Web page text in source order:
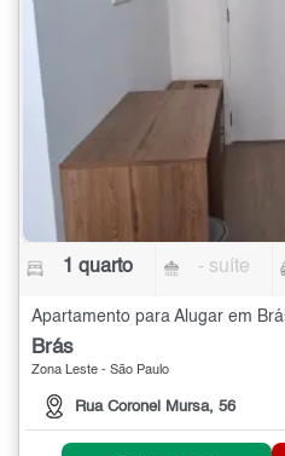
1 quarto - suíte
Apartamento para Alugar em
Brás
Zona Leste - São Paulo
Rua Coronel Mursa, 56